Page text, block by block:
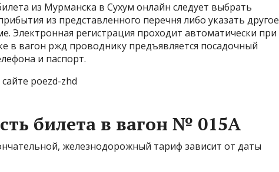
из Мурманска в Сухум онлайн следует выбрать
из представленного перечня либо указать другое
Электронная регистрация проходит автоматически при
в вагон ржд проводнику предъявляется посадочный
и паспорт.
poezd-zhd
билета в вагон № 015А
железнодорожный тариф зависит от даты